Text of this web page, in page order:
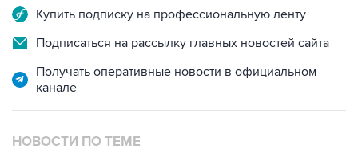
Подписаться на рассылку главных новостей сайта
Получать оперативные новости в официальном
НОВОСТИ ПО ТЕМЕ
10 сентября 2014 года 13:08